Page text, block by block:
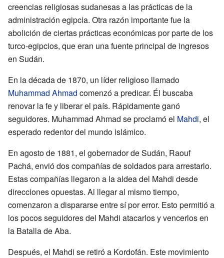
creencias religiosas sudanesas a las prácticas de la
administración egipcia. Otra razón importante fue la
abolición de ciertas prácticas económicas por parte de los
turco-egipcios, que eran una fuente principal de ingresos
en Sudán.
En la década de 1870, un líder religioso llamado
Muhammad Ahmad comenzó a predicar. Él buscaba
renovar la fe y liberar el país. Rápidamente ganó
seguidores. Muhammad Ahmad se proclamó el Mahdi, el
esperado redentor del mundo islámico.
En agosto de 1881, el gobernador de Sudán, Raouf
Pachá, envió dos compañías de soldados para arrestarlo.
Estas compañías llegaron a la aldea del Mahdi desde
direcciones opuestas. Al llegar al mismo tiempo,
comenzaron a dispararse entre sí por error. Esto permitió a
los pocos seguidores del Mahdi atacarlos y vencerlos en
la Batalla de Aba.
Después, el Mahdi se retiró a Kordofán. Este movimiento